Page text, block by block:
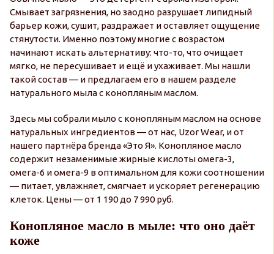
Смывает загрязнения, но заодно разрушает липидный
барьер кожи, сушит, раздражает и оставляет ощущение
стянутости. Именно поэтому многие с возрастом
начинают искать альтернативу: что-то, что очищает
мягко, не пересушивает и ещё и ухаживает. Мы нашли
такой состав — и предлагаем его в нашем разделе
натурального мыла с конопляным маслом.
Здесь мы собрали мыло с конопляным маслом на основе
натуральных ингредиентов — от нас, Uzor Wear, и от
нашего партнёра бренда «Это Я». Конопляное масло
содержит незаменимые жирные кислоты омега-3,
омега-6 и омега-9 в оптимальном для кожи соотношении
— питает, увлажняет, смягчает и ускоряет регенерацию
клеток. Цены — от 1 190 до 7 990 руб.
Конопляное масло в мыле: что оно даёт
коже